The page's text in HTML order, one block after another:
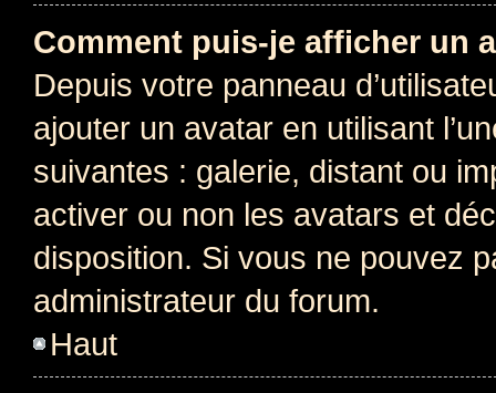
Comment puis-je afficher un
Depuis votre panneau
ajouter un avatar en utilisant
suivantes : galerie, distant ou
activer ou non les avatars et
disposition. Si vous ne pouvez
administrateur du forum.
Haut